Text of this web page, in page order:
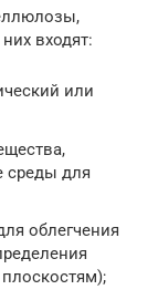
входят:
или
среды для
облегчения